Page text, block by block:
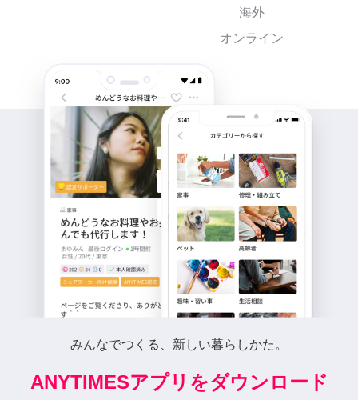
海外
オンライン
みんなでつくる、新しい暮らしかた。
ANYTIMESアプリをダウンロード